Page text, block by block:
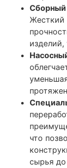
Сборный
Жесткий
изделий,
что
сырья